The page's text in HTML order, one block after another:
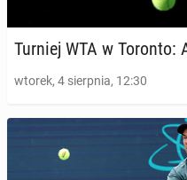
Turniej WTA w
wtorek, 4 sierpnia, 12:30